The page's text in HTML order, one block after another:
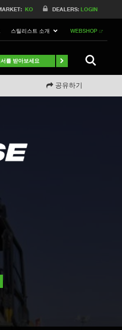
KO DEALERS: LOGIN
스틸리스트 소개 WEBSHOP
를 받아보세요
공유하기